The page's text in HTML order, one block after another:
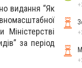
видання “Як
за період